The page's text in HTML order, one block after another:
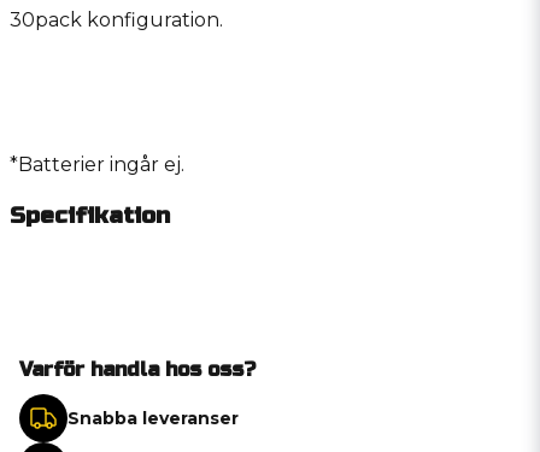
30pack konfiguration.
*Batterier ingår ej.
Specifikation
Varför handla hos oss?
Snabba leveranser